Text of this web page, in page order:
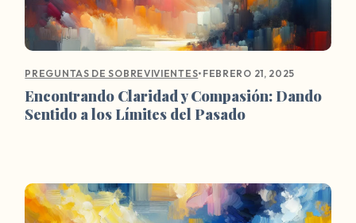
PREGUNTAS DE SOBREVIVIENTES• FEBRERO 21, 2025
Encontrando Claridad y Compasión: Dando
Sentido a los Límites del Pasado